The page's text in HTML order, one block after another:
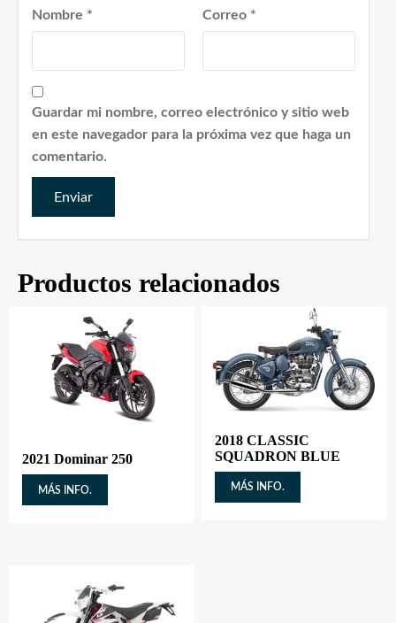
Nombre * Correo *
Guardar mi nombre, correo electrónico y sitio web
en este navegador para la próxima vez que haga un
comentario.
Productos relacionados
2021 Dominar 250
MÁS INFO.
2018 CLASSIC
SQUADRON BLUE
MÁS INFO.